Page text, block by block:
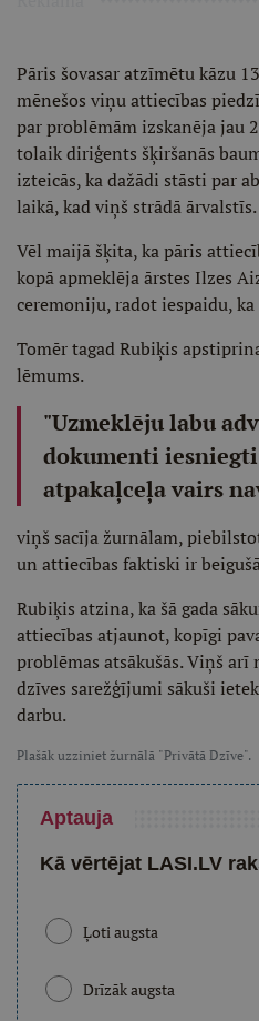
Pāris šovasar atzīmētu kāzu
mēnešos viņu attiecības
par problēmām izskanēja jau
tolaik diriģents šķiršanās
izteicās, ka dažādi stāsti par
laikā, kad viņš strādā ārvalstīs.
Vēl maijā šķita, ka pāris
kopā apmeklēja ārstes Ilzes
ceremoniju, radot iespaidu,
Tomēr tagad Rubiķis
lēmums.
"Uzmeklēju labu
dokumenti
atpakaļceļa vairs
viņš sacīja žurnālam,
un attiecības faktiski ir
Rubiķis atzina, ka šā gada
attiecības atjaunot, kopīgi
problēmas atsākušās. Viņš arī
dzīves sarežģījumi sākuši
darbu.
Plašāk uzziniet žurnālā "Privātā Dzīve".
Aptauja
Kā vērtējat LASI.LV
Ļoti augsta
Drīzāk augsta